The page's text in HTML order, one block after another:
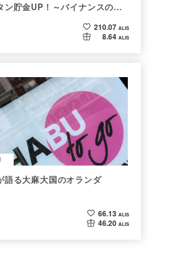
ン貯金UP！～バイナンスの使
210.07 ALIS
8.64 ALIS
語る大麻大国のオランダ
66.13 ALIS
46.20 ALIS